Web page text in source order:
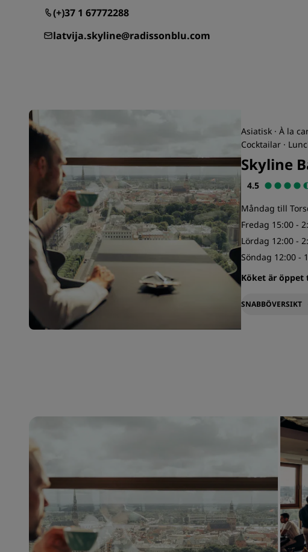
(+)37 1 67772288
latvija.skyline@radissonblu.com
Asiatisk · À la
Cocktailar ·
Skyline
4.5
Måndag till
Fredag 15:00 -
Lördag 12:00 -
Söndag 12:00 -
Köket är öppet
SNABBÖVERSIKT